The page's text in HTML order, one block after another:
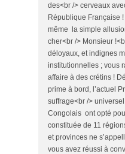
des<br /> cerveaux
République Française
même la simple
cher<br /> Monsieur
déloyaux, et indignes
institutionnelles ; vous
affaire à des crétins !
prime à bord, l’actuel
suffrage<br />
Congolais ont opté
constituée de 11
et provinces ne
vous avez réussi à